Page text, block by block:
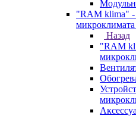
"RAM klima" -
микроклимата
Назад
"RAM